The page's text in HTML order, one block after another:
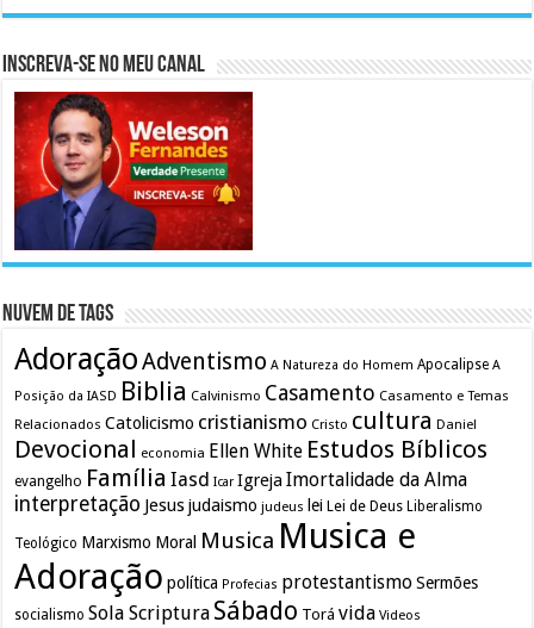
Inscreva-se no meu canal
Nuvem de Tags
AdoraçãoAdventismo A Natureza do Homem Apocalipse A
Posição da IASD Biblia Calvinismo Casamento Casamento e Temas
Relacionados Catolicismo cristianismo Cristo cultura Daniel
Devocional economia Ellen White Estudos Bíblicos
evangelho Família Iasd Icar Igreja Imortalidade da Alma
interpretação Jesusjudaismo judeus lei Lei de Deus Liberalismo
Teológico Marxismo Moral Musica Musica e
Adoração política Profecias protestantismo Sermões
socialismo Sola Scriptura Sábado Torá vida Videos